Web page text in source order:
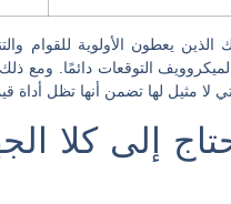
الذين يعطون الأولوية للقوام
التوقعات دائمًا. ومع
إلى كلا